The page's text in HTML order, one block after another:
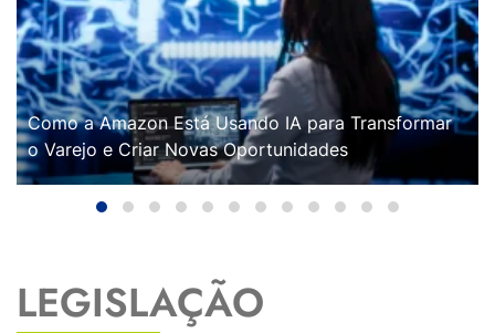
Como a Amazon Está Usando IA para Transformar
o Varejo e Criar Novas Oportunidades
LEGISLAÇÃO